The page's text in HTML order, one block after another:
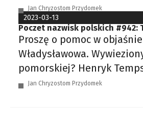
Jan Chryzostom Przydomek
2023-03-13
Poczet nazwisk polskich #942:
Proszę o pomoc w
Władysławowa.
pomorskiej? Henryk
Jan Chryzostom Przydomek